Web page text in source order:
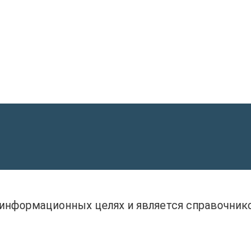
целях и является